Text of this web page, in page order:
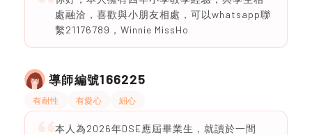
處融洽，喜歡與小朋友相處，可以whatsapp聯
繫21176789，Winnie MissHo
導師編號166225
有耐性 有愛心 細心
本人為2026年DSE應屆畢業生，就讀於一間